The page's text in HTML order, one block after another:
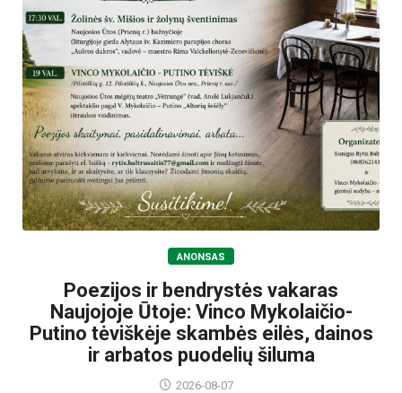
ANONSAS
Poezijos ir bendrystės vakaras
Naujojoje Ūtoje: Vinco Mykolaičio-
Putino tėviškėje skambės eilės, dainos
ir arbatos puodelių šiluma
2026-08-07